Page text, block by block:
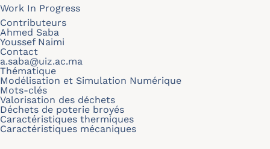
Work In Progress
Contributeurs
Ahmed Saba
Youssef Naimi
Contact
a.saba@uiz.ac.ma
Thématique
Modélisation et Simulation Numérique
Mots-clés
Valorisation des déchets
Déchets de poterie broyés
Caractéristiques thermiques
Caractéristiques mécaniques